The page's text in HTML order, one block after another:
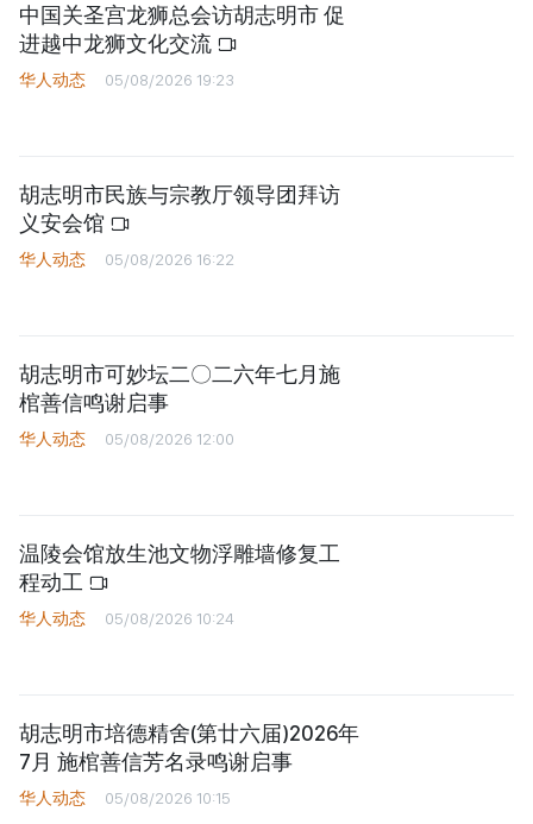
中国关圣宫龙狮总会访胡志明市 促
进越中龙狮文化交流
华人动态 05/08/2026 19:23
胡志明市民族与宗教厅领导团拜访
义安会馆
华人动态 05/08/2026 16:22
胡志明市可妙坛二〇二六年七月施
棺善信鸣谢启事
华人动态 05/08/2026 12:00
温陵会馆放生池文物浮雕墙修复工
程动工
华人动态 05/08/2026 10:24
胡志明市培德精舍(第廿六届)2026年
7月 施棺善信芳名录鸣谢启事
华人动态 05/08/2026 10:15